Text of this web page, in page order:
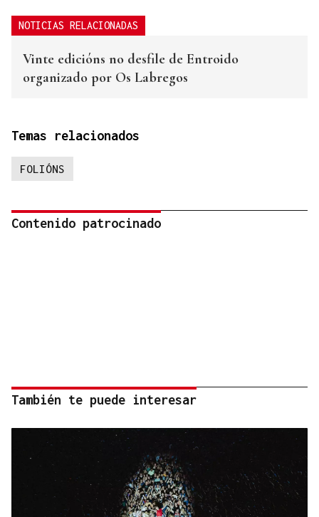
NOTICIAS RELACIONADAS
Vinte edicións no desfile de Entroido
organizado por Os Labregos
Temas relacionados
FOLIÓNS
Contenido patrocinado
También te puede interesar